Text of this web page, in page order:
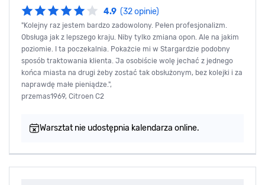
4.9 (32 opinie)
"Kolejny raz jestem bardzo zadowolony. Pełen profesjonalizm.
Obsługa jak z lepszego kraju. Niby tylko zmiana opon. Ale na jakim
poziomie. I ta poczekalnia. Pokażcie mi w Stargardzie podobny
sposób traktowania klienta. Ja osobiście wolę jechać z jednego
końca miasta na drugi żeby zostać tak obsłużonym, bez kolejki i za
naprawdę małe pieniądze.",
przemas1969, Citroen C2
Warsztat nie udostępnia kalendarza online.